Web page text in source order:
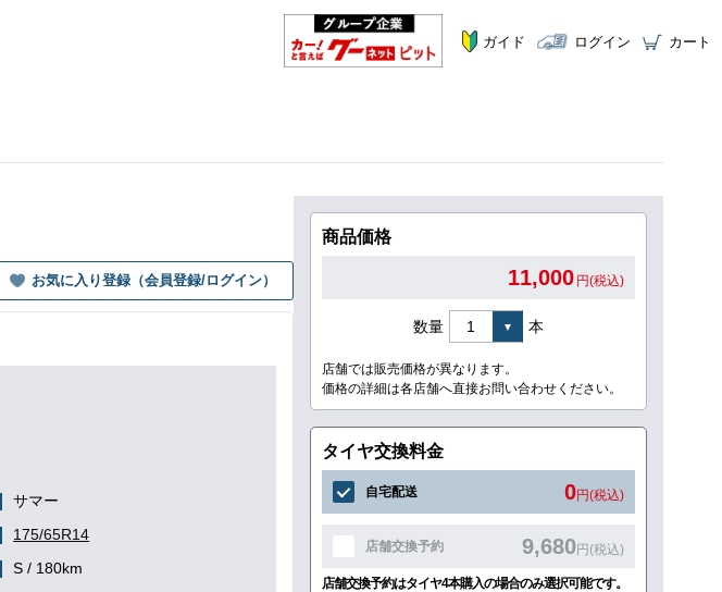
ガイド ログイン カート
お気に入り登録（会員登録/ログイン）
サマー
175/65R14
S / 180km
商品価格
11,000 円(税込)
数量 本
店舗では販売価格が異なります。
価格の詳細は各店舗へ直接お問い合わせください。
タイヤ交換料金
自宅配送 0円(税込)
店舗交換予約 9,680円(税込)
店舗交換予約はタイヤ4本購入の場合のみ選択可能です。